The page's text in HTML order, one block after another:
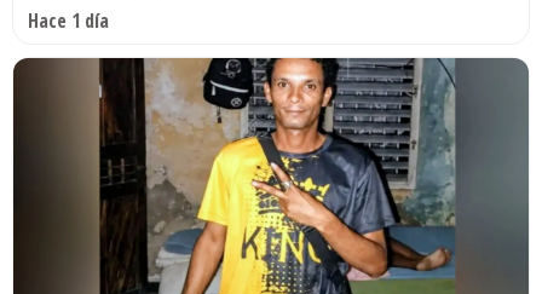
Hace 1 día